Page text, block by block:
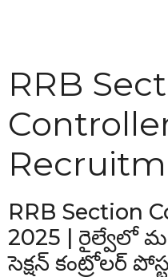
RRB
RRB Section
2025 | రైల్వేలో
సెక్షన్ కంట్రోలర్